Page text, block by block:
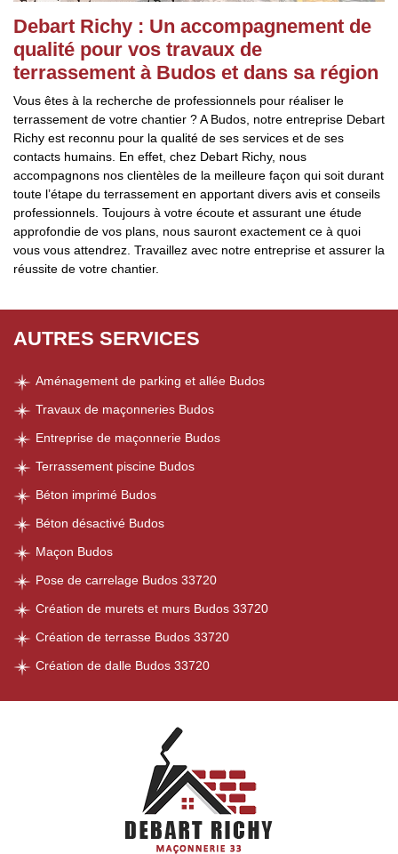
Debart Richy : Un accompagnement de
qualité pour vos travaux de
terrassement à Budos et dans sa région
Vous êtes à la recherche de professionnels pour réaliser le
terrassement de votre chantier ? A Budos, notre entreprise Debart
Richy est reconnu pour la qualité de ses services et de ses
contacts humains. En effet, chez Debart Richy, nous
accompagnons nos clientèles de la meilleure façon qui soit durant
toute l’étape du terrassement en apportant divers avis et conseils
professionnels. Toujours à votre écoute et assurant une étude
approfondie de vos plans, nous sauront exactement ce à quoi
vous vous attendrez. Travaillez avec notre entreprise et assurer la
réussite de votre chantier.
AUTRES SERVICES
Aménagement de parking et allée Budos
Travaux de maçonneries Budos
Entreprise de maçonnerie Budos
Terrassement piscine Budos
Béton imprimé Budos
Béton désactivé Budos
Maçon Budos
Pose de carrelage Budos 33720
Création de murets et murs Budos 33720
Création de terrasse Budos 33720
Création de dalle Budos 33720